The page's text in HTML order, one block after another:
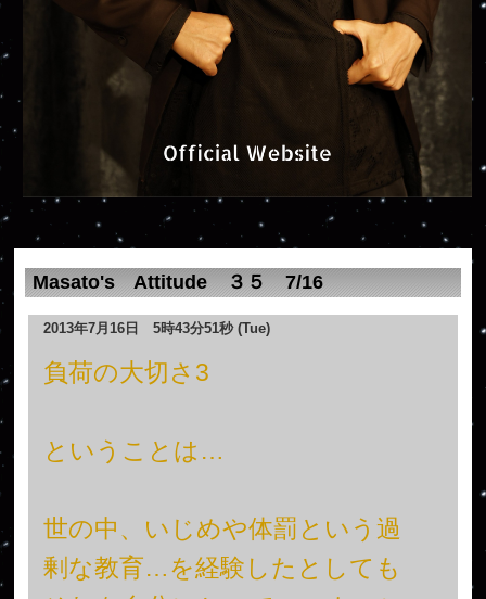
Masato's Attitude ３５ 7/16
2013年7月16日 5時43分51秒 (Tue)
負荷の大切さ3
ということは…
世の中、いじめや体罰という過
剰な教育…を経験したとしても